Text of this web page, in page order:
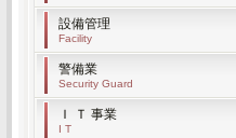
設備管理
Facility
警備業
Security Guard
Ｉ Ｔ 事業
I T